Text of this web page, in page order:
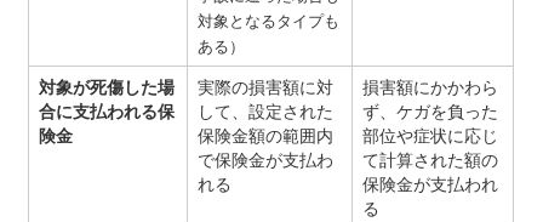
対象となるタイプも
ある）
対象が死傷した場
合に支払われる保
険金
実際の損害額に対
して、設定された
保険金額の範囲内
で保険金が支払わ
れる
損害額にかかわら
ず、ケガを負った
部位や症状に応じ
て計算された額の
保険金が支払われ
る